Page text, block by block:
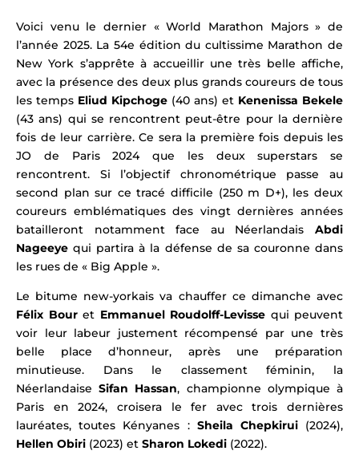
Voici venu le dernier « World Marathon Majors » de
l’année 2025. La 54e édition du cultissime Marathon de
New York s’apprête à accueillir une très belle affiche,
avec la présence des deux plus grands coureurs de tous
les temps Eliud Kipchoge (40 ans) et Kenenissa Bekele
(43 ans) qui se rencontrent peut-être pour la dernière
fois de leur carrière. Ce sera la première fois depuis les
JO de Paris 2024 que les deux superstars se
rencontrent. Si l’objectif chronométrique passe au
second plan sur ce tracé difficile (250 m D+), les deux
coureurs emblématiques des vingt dernières années
batailleront notamment face au Néerlandais Abdi
Nageeye qui partira à la défense de sa couronne dans
les rues de « Big Apple ».
Le bitume new-yorkais va chauffer ce dimanche avec
Félix Bouret Emmanuel Roudolff-Levisse qui peuvent
voir leur labeur justement récompensé par une très
belle place d’honneur, après une préparation
minutieuse. Dans le classement féminin, la
NéerlandaiseSifan Hassan, championne olympique à
Paris en 2024, croisera le fer avec trois dernières
lauréates, toutes Kényanes : Sheila Chepkirui(2024),
Hellen Obiri (2023) et Sharon Lokedi (2022).